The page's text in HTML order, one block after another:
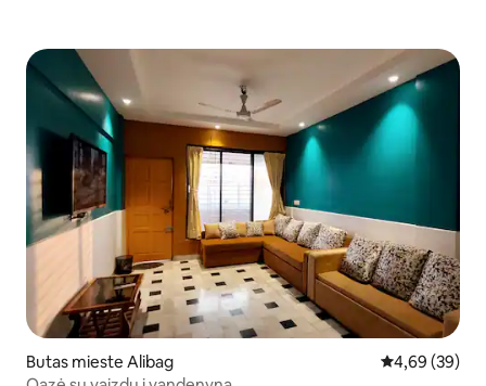
Butas mieste Alibag Vidutinis
4,69 (39)